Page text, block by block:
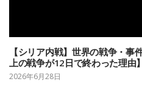
【シリア内戦】世界の戦争・
上の戦争が12日で終わった理由】
2026年6月28日